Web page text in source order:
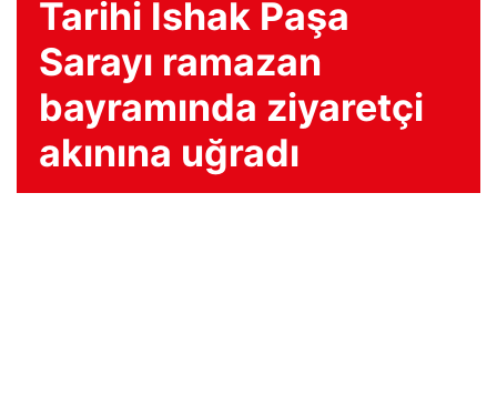
Tarihi İshak Paşa
Sarayı ramazan
bayramında ziyaretçi
akınına uğradı